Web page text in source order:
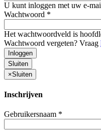
U kunt inloggen met uw e-
Wachtwoord *
Het wachtwoordveld is
Wachtwoord vergeten? Vraag
Inloggen
Sluiten
×Sluiten
Inschrijven
Gebruikersnaam *